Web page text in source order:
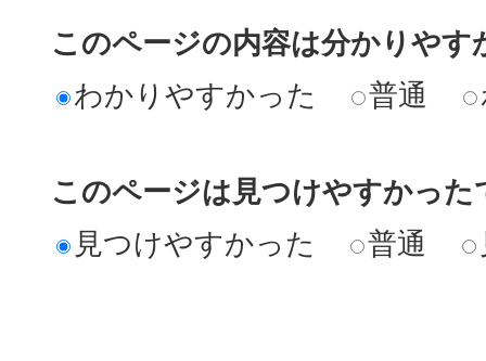
このページの内容は分かりやす
わかりやすかった
普通
このページは見つけやすかった
見つけやすかった
普通